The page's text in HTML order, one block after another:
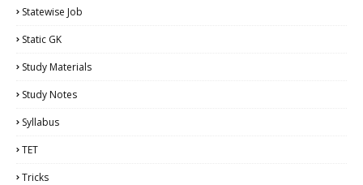
Statewise Job
Static GK
Study Materials
Study Notes
Syllabus
TET
Tricks